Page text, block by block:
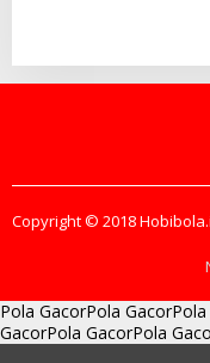
Copyright © 2018
Pola GacorPola Gacor
GacorPola GacorPola